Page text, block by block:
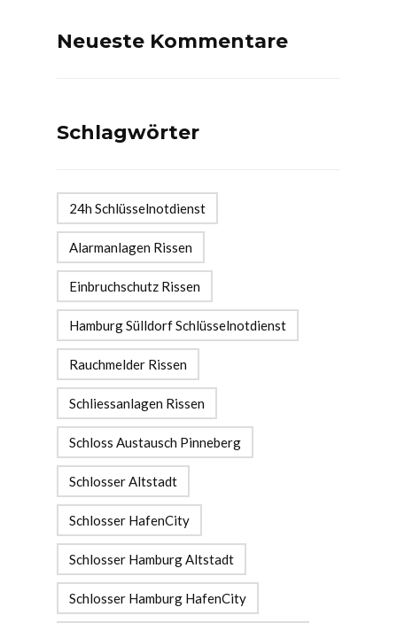
Neueste Kommentare
Schlagwörter
24h Schlüsselnotdienst
Alarmanlagen Rissen
Einbruchschutz Rissen
Hamburg Sülldorf Schlüsselnotdienst
Rauchmelder Rissen
Schliessanlagen Rissen
Schloss Austausch Pinneberg
Schlosser Altstadt
Schlosser HafenCity
Schlosser Hamburg Altstadt
Schlosser Hamburg HafenCity